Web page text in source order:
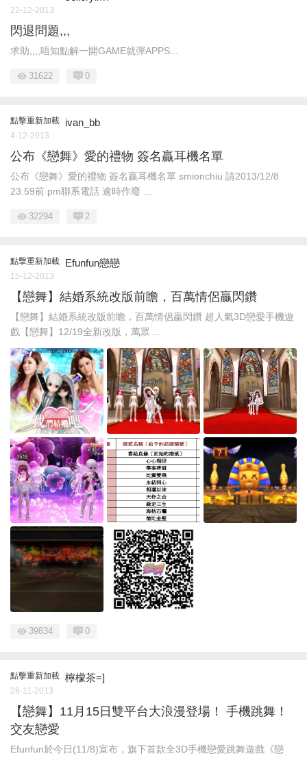
22-12-2013
閃退問題,,,
求助,,,,唔知點解一開GAME就彈APPS...
31622 0
點擊重新加載 ivan_bb
4-12-2013
公布《戀舞》愛的禮物 簽名贏耳機名單
公布《戀舞》愛的禮物 簽名贏耳機名單 smionchiu 請2013/12/8
23:59前 pm聯系電話 逾時作廢 ...
32294 2
點擊重新加載 Efunfun戀戀
15-12-2013
【戀舞】結婚系統改版前瞻，百萬情侶贏閃鑽
【戀舞】結婚系統改版前瞻，百萬情侶贏閃鑽 超人氣3D戀愛手機遊
戲【戀舞】12/19全新改版，萬眾 ...
39834 0
點擊重新加載 檸檬茶=]
28-11-2013
【戀舞】11月15日雙平台大浪漫登場！ 手機跳舞！
交友戀愛
Efunfun於今日(11/8)宣布，旗下首款全3D手機戀愛跳舞遊戲《戀